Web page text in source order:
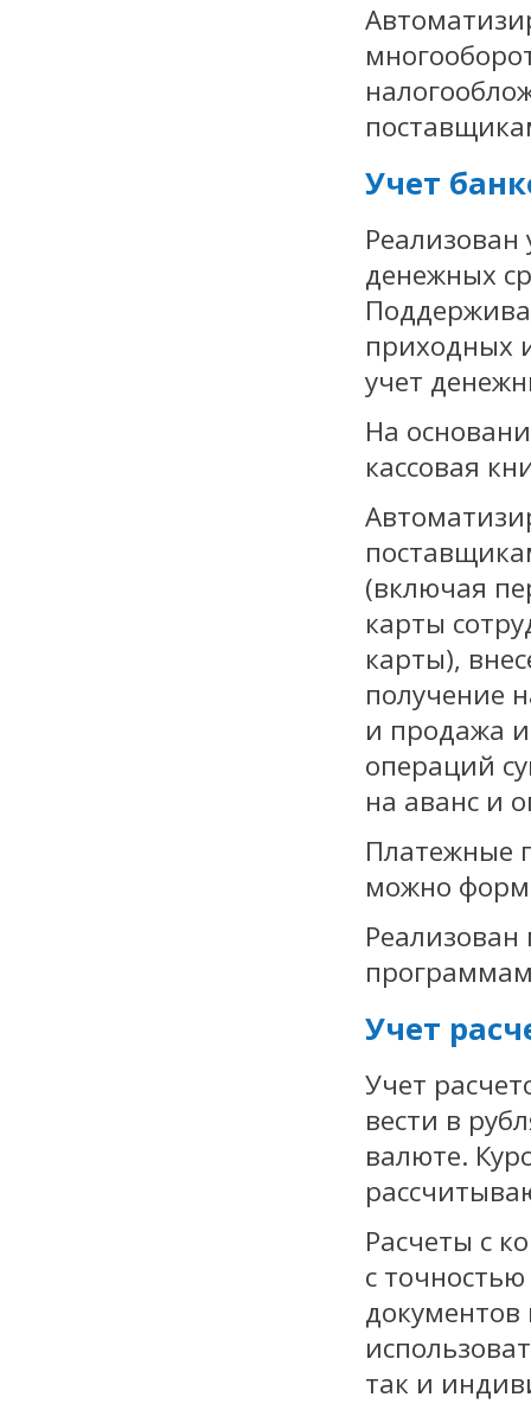
Учет
денежных
приходных
учет
На
кассовая
(включая
карты
карты),
получение
и продажа
операций
на аванс и
Платежные
можно
Учет
Учет
вести в
валюте.
Расчеты с
с
так и